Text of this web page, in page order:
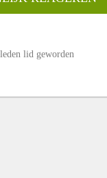
lid geworden